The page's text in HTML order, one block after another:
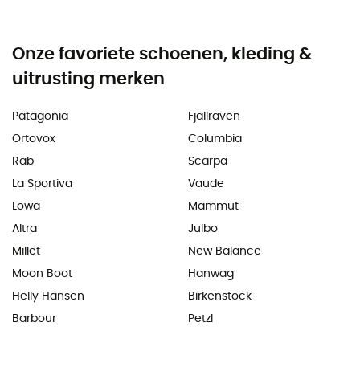
Onze favoriete schoenen, kleding &
uitrusting merken
Patagonia
Ortovox
Rab
La Sportiva
Lowa
Altra
Millet
Moon Boot
Helly Hansen
Barbour
Fjällräven
Columbia
Scarpa
Vaude
Mammut
Julbo
New Balance
Hanwag
Birkenstock
Petzl